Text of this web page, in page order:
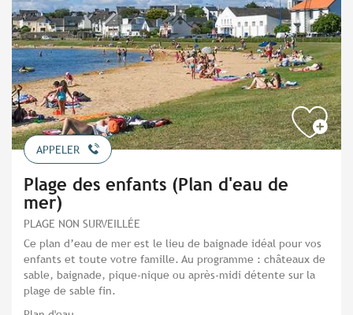
APPELER
Plage des enfants (Plan d'eau de
mer)
PLAGE NON SURVEILLÉE
Ce plan d’eau de mer est le lieu de baignade idéal pour vos
enfants et toute votre famille. Au programme : châteaux de
sable, baignade, pique-nique ou après-midi détente sur la
plage de sable fin.